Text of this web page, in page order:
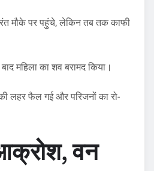
मौके पर पहुंचे, लेकिन तब तक काफी
महिला का शव बरामद किया।
लहर फैल गई और परिजनों का रो-
वन